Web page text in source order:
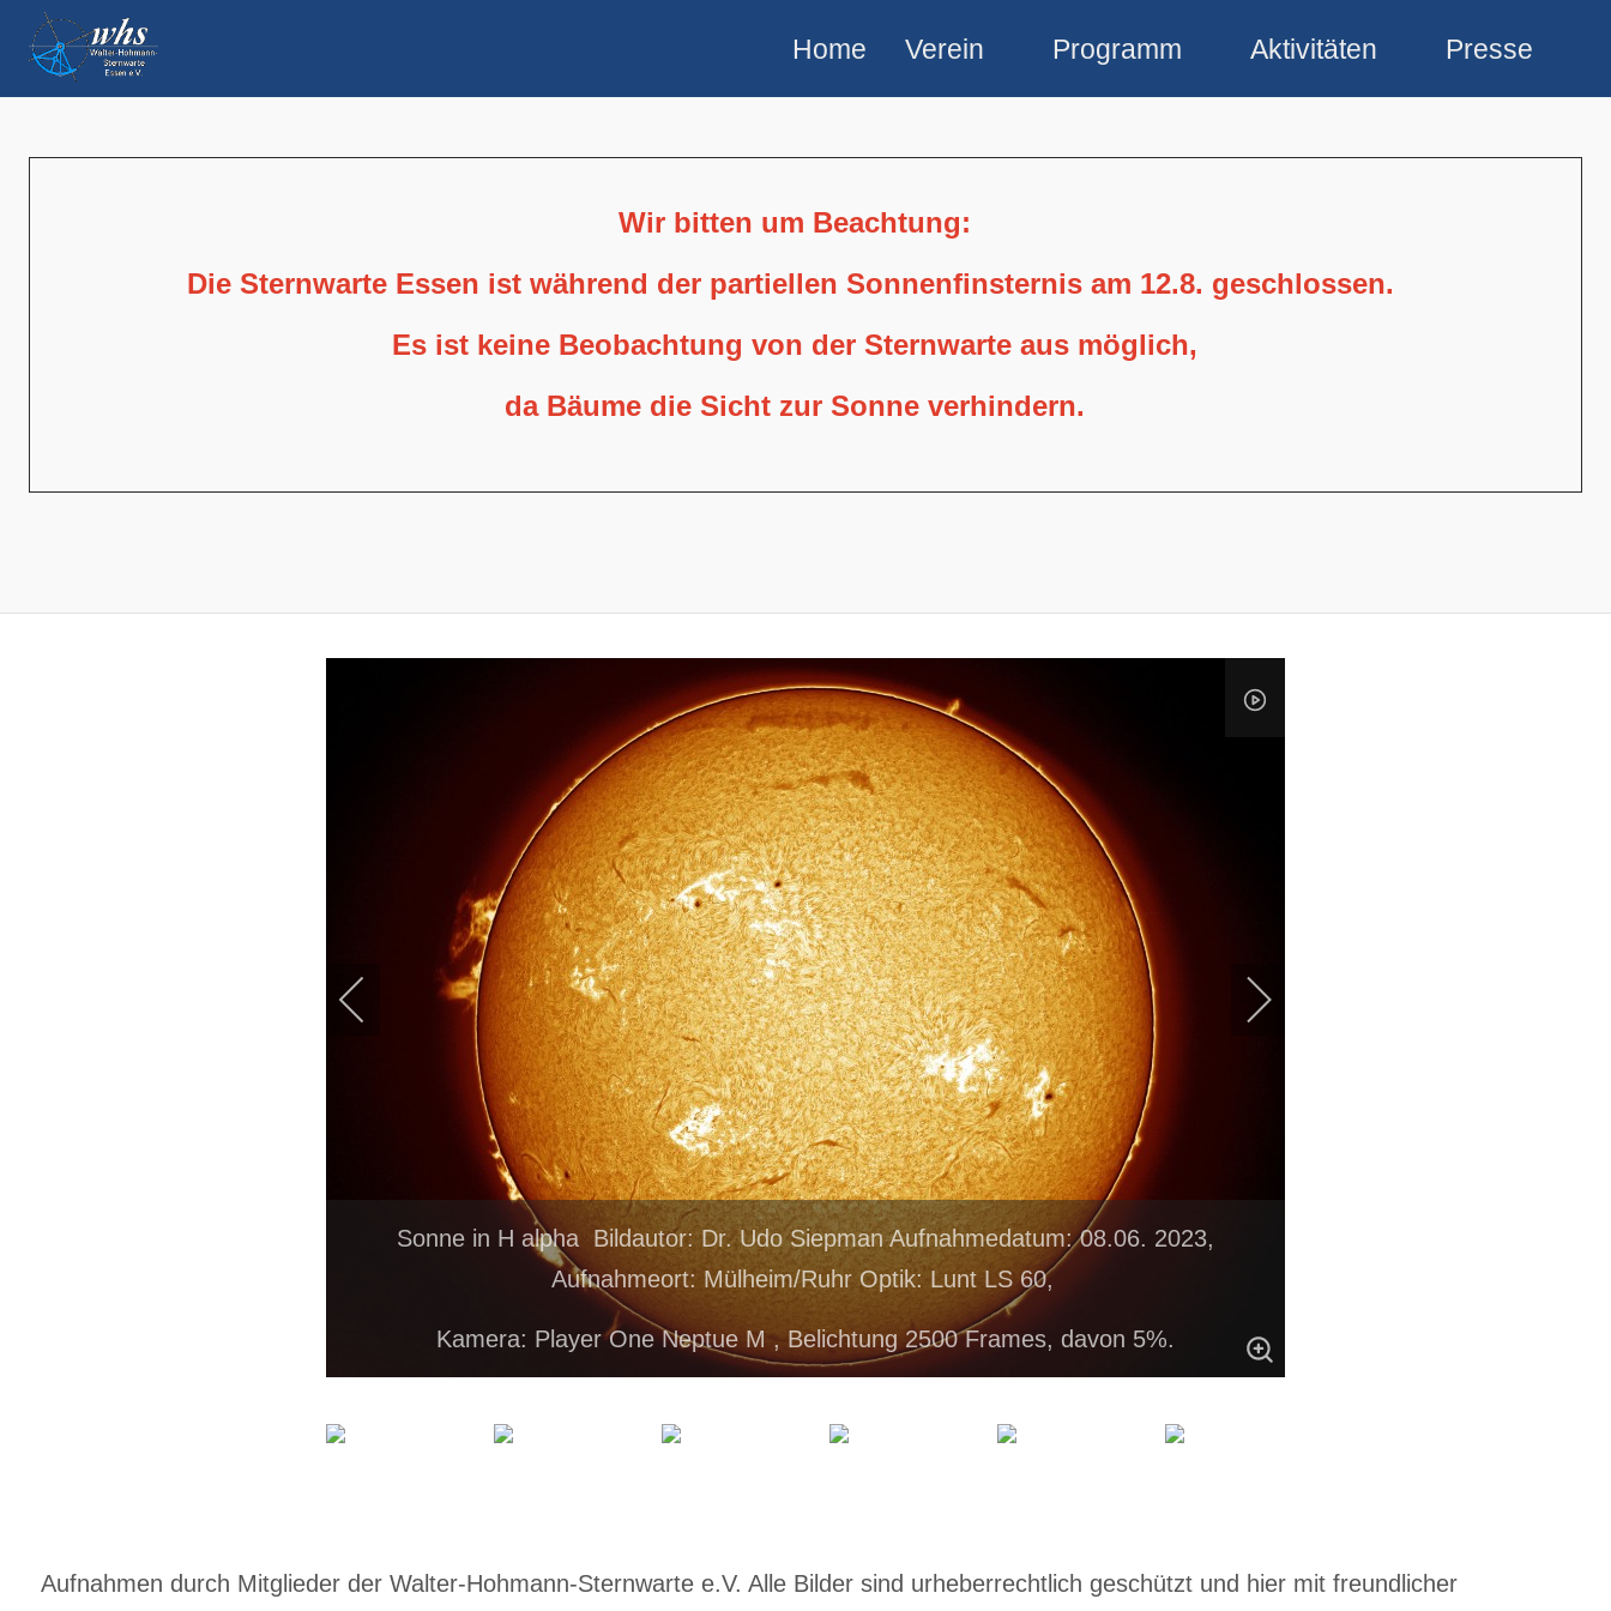
Home Verein Programm Aktivitäten Presse
Wir bitten um Beachtung:
Die Sternwarte Essen ist während der partiellen Sonnenfinsternis am 12.8. geschlossen.
Es ist keine Beobachtung von der Sternwarte aus möglich,
da Bäume die Sicht zur Sonne verhindern.
Sonne in H alpha Bildautor: Dr. Udo Siepman Aufnahmedatum: 08.06. 2023,
Aufnahmeort: Mülheim/Ruhr Optik: Lunt LS 60,
Kamera: Player One Neptue M , Belichtung 2500 Frames, davon 5%.
Aufnahmen durch Mitglieder der Walter-Hohmann-Sternwarte e.V. Alle Bilder sind urheberrechtlich geschützt und hier mit freundlicher